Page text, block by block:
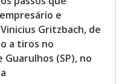
e
Gritzbach, de
a tiros no
(SP), no